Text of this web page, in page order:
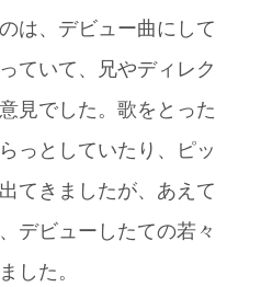
は、デビュー曲にして
ていて、兄やディレク
見でした。歌をとった
っとしていたり、ピッ
てきましたが、あえて
デビューしたての若々
した。